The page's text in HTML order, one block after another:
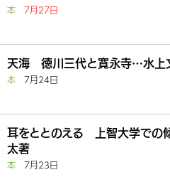
本 7月27日
天海 徳川三代と寛永寺…水上
本 7月24日
耳をととのえる 上智大学での
太著
本 7月23日